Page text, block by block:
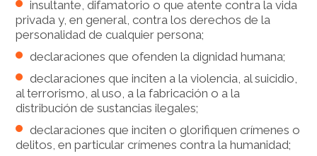
insultante, difamatorio o que atente contra la vida
privada y, en general, contra los derechos de la
personalidad de cualquier persona;
declaraciones que ofenden la dignidad humana;
declaraciones que inciten a la violencia, al suicidio,
al terrorismo, al uso, a la fabricación o a la
distribución de sustancias ilegales;
declaraciones que inciten o glorifiquen crímenes o
delitos, en particular crímenes contra la humanidad;